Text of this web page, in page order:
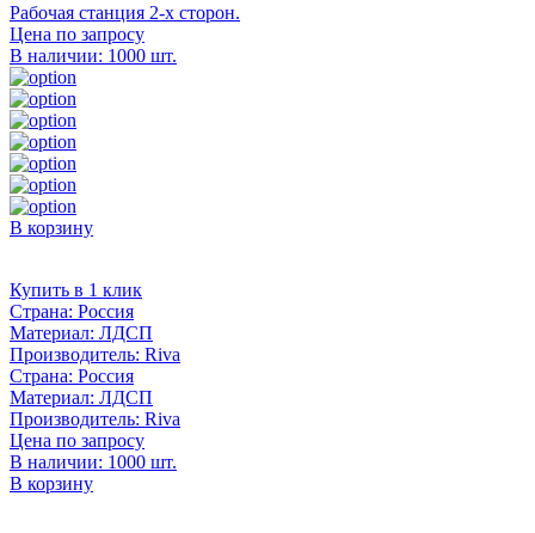
Рабочая станция 2-х сторон.
Цена по запросу
В наличии: 1000 шт.
В корзину
Купить в 1 клик
Страна: Россия
Материал: ЛДСП
Производитель: Riva
Страна: Россия
Материал: ЛДСП
Производитель: Riva
Цена по запросу
В наличии: 1000 шт.
В корзину